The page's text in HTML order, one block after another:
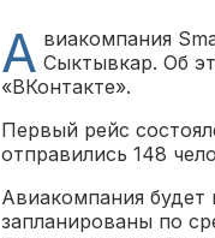
А виакомпания
Сыктывкар. Об
«ВКонтакте».
Первый рейс
отправились 148
Авиакомпания
запланированы по